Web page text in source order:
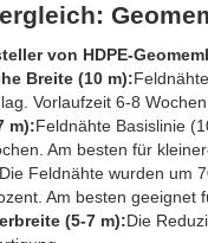
von HDPE-
Breite (10 m):
Vorlaufzeit 6-8
m):Feldnähte Basislinie
Am besten für
Die Feldnähte wurden um
Am besten geeignet
(5-7 m):Die